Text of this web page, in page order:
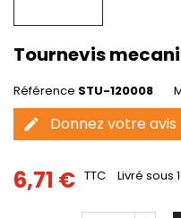
Tournevis
Référence STU-120008
edit Donnez votre avis
6,71 € TTC Livré sous